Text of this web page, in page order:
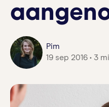
Pim
19 sep 2016 • 3